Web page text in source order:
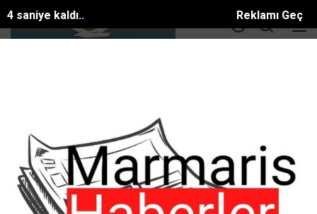
Reklamı Geç
3 saniye kaldı..
Avcıların Dikkatine
#SPOR